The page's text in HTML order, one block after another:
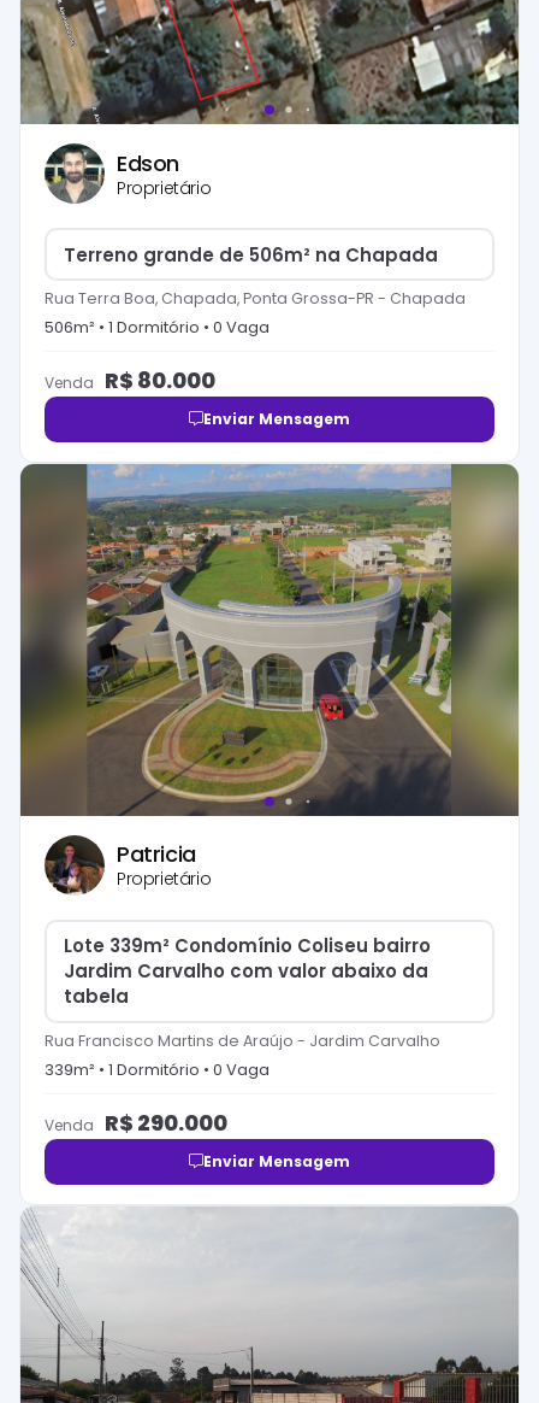
Edson
Proprietário
Terreno grande de 506m² na Chapada
Rua Terra Boa, Chapada, Ponta Grossa-PR - Chapada
506m² • 1 Dormitório • 0 Vaga
Venda R$ 80.000
Enviar Mensagem
Patricia
Proprietário
Lote 339m² Condomínio Coliseu bairro
Jardim Carvalho com valor abaixo da
tabela
Rua Francisco Martins de Araújo - Jardim Carvalho
339m² • 1 Dormitório • 0 Vaga
Venda R$ 290.000
Enviar Mensagem